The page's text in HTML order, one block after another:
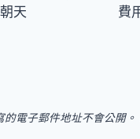
天
費
的電子郵件地址不會公開。